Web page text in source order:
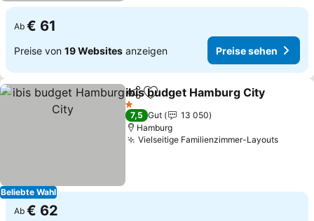
Ab € 61
Preise von 19 Websites anzeigen Preise sehen
Beliebte Wahl
TeilenZu Favoriten hinzufügen
ibis budget Hamburg City
1 Sterne
7,5 Gut
13 050
Hamburg
Vielseitige Familienzimmer-LayoutsPreise
Ab € 62